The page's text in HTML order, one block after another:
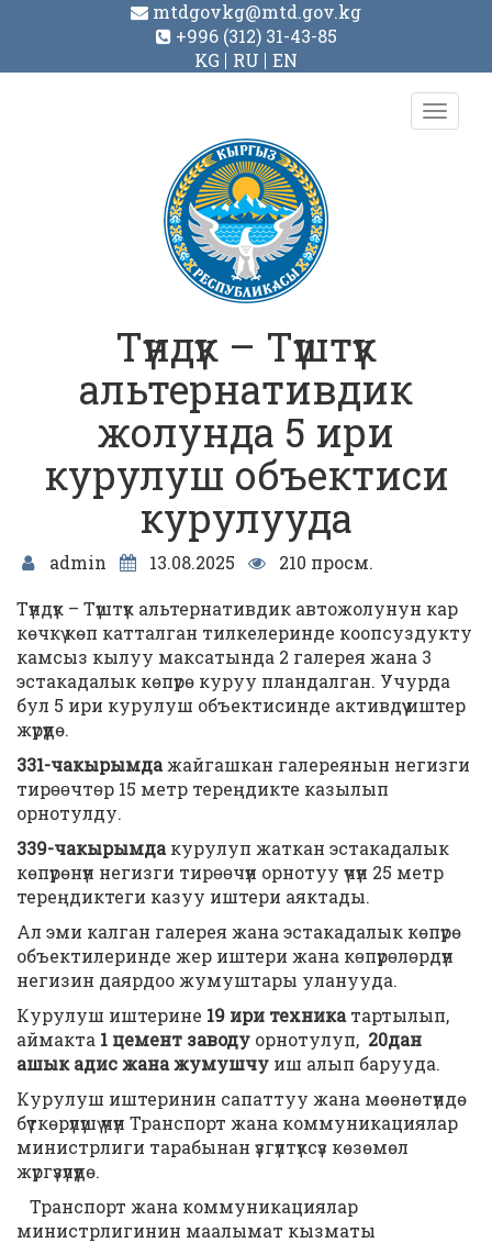
mtdgovkg@mtd.gov.kg
+996 (312) 31-43-85
KG
RU EN
Toggle
Түндүк – Түштүк
альтернативдик
жолунда 5 ири
курулуш объектиси
курулууда
admin 13.08.2025
210 просм.
Түндүк – Түштүк альтернативдик автожолунун кар
көчкү көп катталган тилкелеринде коопсуздукту
камсыз кылуу максатында 2 галерея жана 3
эстакадалык көпүрө куруу пландалган. Учурда
бул 5 ири курулуш объектисинде активдүү иштер
жүрүүдө.
331-чакырымдажайгашкан галереянын негизги
тирɵɵчтɵр 15 метр тереңдикте казылып
орнотулду.
339-чакырымдакурулуп жаткан эстакадалык
көпүрөнүн негизги тирɵɵчүн орнотуу үчүн 25 метр
тереңдиктеги казуу иштери аяктады.
Ал эми калган галерея жана эстакадалык көпүрө
объектилеринде жер иштери жана кɵпүрɵлɵрдүн
негизин даярдоо жумуштары уланууда.
Курулуш иштерине 19 ири техникатартылып,
аймакта 1 цемент заводу орнотулуп, 20дан
ашык адис жана жумушчу иш алып барууда.
Курулуш иштеринин сапаттуу жана мөөнөтүндө
бүткөрүлүшү үчүн Транспорт жана коммуникациялар
министрлиги тарабынан үзгүлтүксүз көзөмөл
жүргүзүлүүдө.
Транспорт жана коммуникациялар
министрлигинин маалымат кызматы